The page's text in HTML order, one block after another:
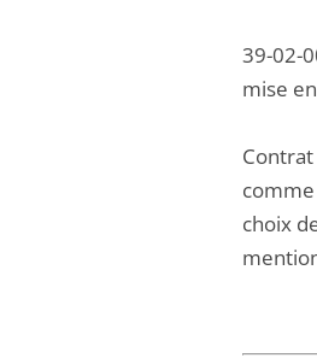
39-02-
mise
choix